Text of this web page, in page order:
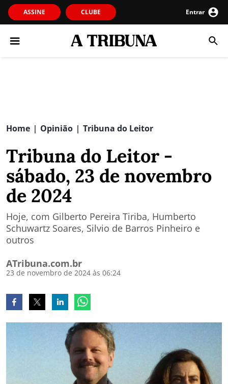
ASSINE CLUBE Entrar
Home | Opinião | Tribuna do Leitor
Tribuna do Leitor -
sábado, 23 de novembro
de 2024
Hoje, com Gilberto Pereira Tiriba, Humberto
Schuwartz Soares, Silvio de Barros Pinheiro e
outros
ATribuna.com.br
23 de novembro de 2024 às 06:24